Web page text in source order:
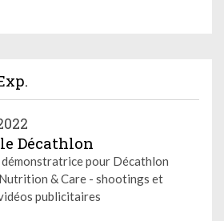
Décathlon
pour Décathlon
& Care - shootings et
publicitaires